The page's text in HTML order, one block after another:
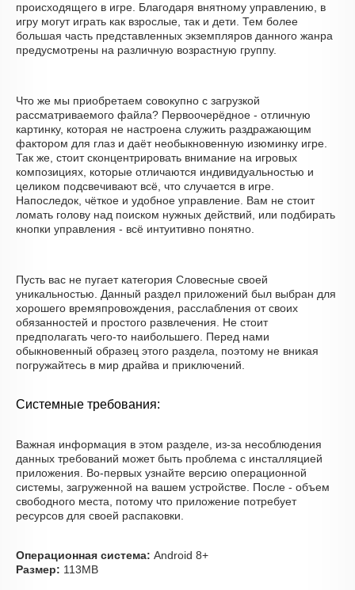
происходящего в игре. Благодаря внятному управлению, в
игру могут играть как взрослые, так и дети. Тем более
большая часть представленных экземпляров данного жанра
предусмотрены на различную возрастную группу.
Что же мы приобретаем совокупно с загрузкой
рассматриваемого файла? Первоочерёдное - отличную
картинку, которая не настроена служить раздражающим
фактором для глаз и даёт необыкновенную изюминку игре.
Так же, стоит сконцентрировать внимание на игровых
композициях, которые отличаются индивидуальностью и
целиком подсвечивают всё, что случается в игре.
Напоследок, чёткое и удобное управление. Вам не стоит
ломать голову над поиском нужных действий, или подбирать
кнопки управления - всё интуитивно понятно.
Пусть вас не пугает категория Словесные своей
уникальностью. Данный раздел приложений был выбран для
хорошего времяпровождения, расслабления от своих
обязанностей и простого развлечения. Не стоит
предполагать чего-то наибольшего. Перед нами
обыкновенный образец этого раздела, поэтому не вникая
погружайтесь в мир драйва и приключений.
Системные требования:
Важная информация в этом разделе, из-за несоблюдения
данных требований может быть проблема с инсталляцией
приложения. Во-первых узнайте версию операционной
системы, загруженной на вашем устройстве. После - объем
свободного места, потому что приложение потребует
ресурсов для своей распаковки.
Операционная система: Android 8+
Размер: 113MB